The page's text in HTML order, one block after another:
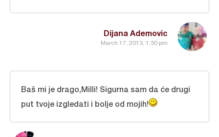
Dijana Ademovic
March 17, 2013, 1:30 pm
Baš mi je drago,Milli! Sigurna sam da će drugi
put tvoje izgledati i bolje od mojih!